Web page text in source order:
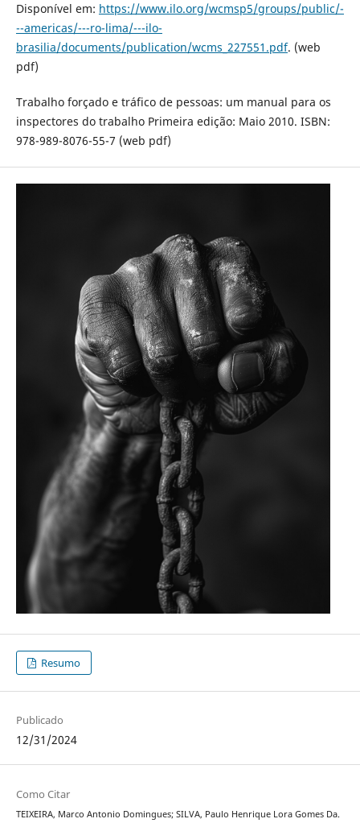
Disponível em: https://www.ilo.org/wcmsp5/groups/public/-
--americas/---ro-lima/---ilo-
brasilia/documents/publication/wcms_227551.pdf. (web
pdf)
Trabalho forçado e tráfico de pessoas: um manual para os
inspectores do trabalho Primeira edição: Maio 2010. ISBN:
978-989-8076-55-7 (web pdf)
Resumo
Publicado
12/31/2024
Como Citar
TEIXEIRA, Marco Antonio Domingues; SILVA, Paulo Henrique Lora Gomes Da.